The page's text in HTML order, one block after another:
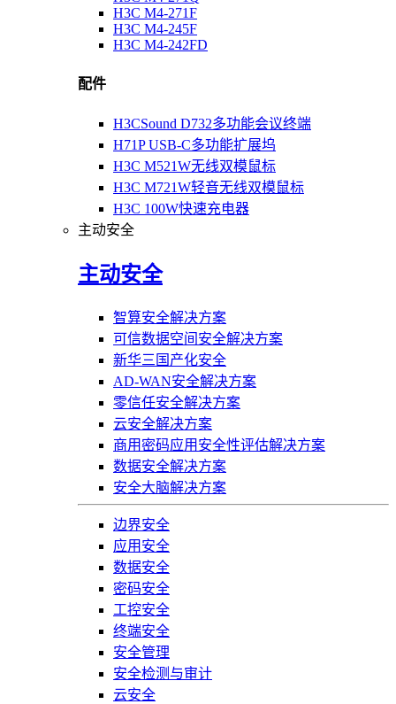
H3C M4-271F
H3C M4-245F
H3C M4-242FD
配件
H3CSound D732多功能会议终端
H71P USB-C多功能扩展坞
H3C M521W无线双模鼠标
H3C M721W轻音无线双模鼠标
H3C 100W快速充电器
主动安全
主动安全
智算安全解决方案
可信数据空间安全解决方案
新华三国产化安全
AD-WAN安全解决方案
零信任安全解决方案
云安全解决方案
商用密码应用安全性评估解决方案
数据安全解决方案
安全大脑解决方案
边界安全
应用安全
数据安全
密码安全
工控安全
终端安全
安全管理
安全检测与审计
云安全